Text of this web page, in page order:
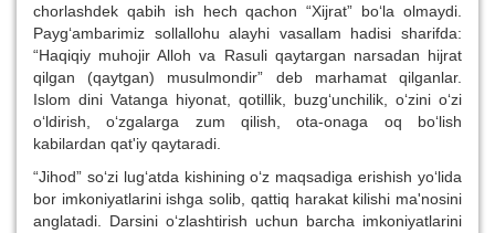
chorlashdek qabih ish hech qachon “Xijrat” bo‘la olmaydi.
Payg‘ambarimiz sollallohu alayhi vasallam hadisi sharifda:
“Haqiqiy muhojir Alloh va Rasuli qaytargan narsadan hijrat
qilgan (qaytgan) musulmondir” deb marhamat qilganlar.
Islom dini Vatanga hiyonat, qotillik, buzg‘unchilik, o‘zini o‘zi
o‘ldirish, o‘zgalarga zum qilish, ota-onaga oq bo‘lish
kabilardan qat'iy qaytaradi.
“Jihod” so‘zi lug‘atda kishining o‘z maqsadiga erishish yo‘lida
bor imkoniyatlarini ishga solib, qattiq harakat kilishi ma'nosini
anglatadi. Darsini o‘zlashtirish uchun barcha imkoniyatlarini